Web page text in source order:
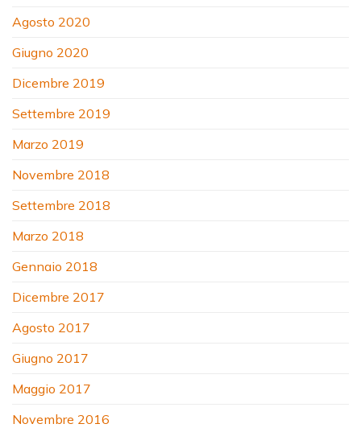
Agosto 2020
Giugno 2020
Dicembre 2019
Settembre 2019
Marzo 2019
Novembre 2018
Settembre 2018
Marzo 2018
Gennaio 2018
Dicembre 2017
Agosto 2017
Giugno 2017
Maggio 2017
Novembre 2016